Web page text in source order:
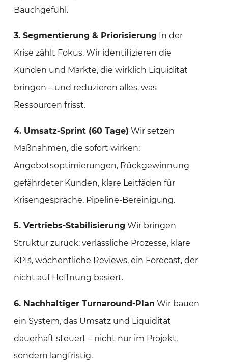
Bauchgefühl.
3. Segmentierung & Priorisierung In der
Krise zählt Fokus. Wir identifizieren die
Kunden und Märkte, die wirklich Liquidität
bringen – und reduzieren alles, was
Ressourcen frisst.
4. Umsatz‑Sprint (60 Tage) Wir setzen
Maßnahmen, die sofort wirken:
Angebotsoptimierungen, Rückgewinnung
gefährdeter Kunden, klare Leitfäden für
Krisengespräche, Pipeline‑Bereinigung.
5. Vertriebs‑Stabilisierung Wir bringen
Struktur zurück: verlässliche Prozesse, klare
KPI´s, wöchentliche Reviews, ein Forecast, der
nicht auf Hoffnung basiert.
6. Nachhaltiger Turnaround‑Plan Wir bauen
ein System, das Umsatz und Liquidität
dauerhaft steuert – nicht nur im Projekt,
sondern langfristig.